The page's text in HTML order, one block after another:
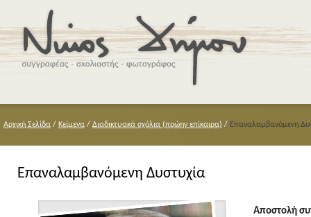
Αρχική Σελίδα / Κείμενα / Διαδικτυακά σχόλια (πρώην επίκαιρα) / Επαναλαμβανόμενη
Επαναλαμβανόμενη Δυστυχία
Αποστολή